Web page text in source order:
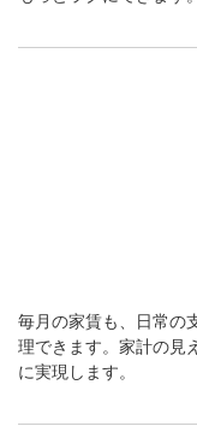
毎月の家賃も、日常の
理できます。家計の見
に実現します。